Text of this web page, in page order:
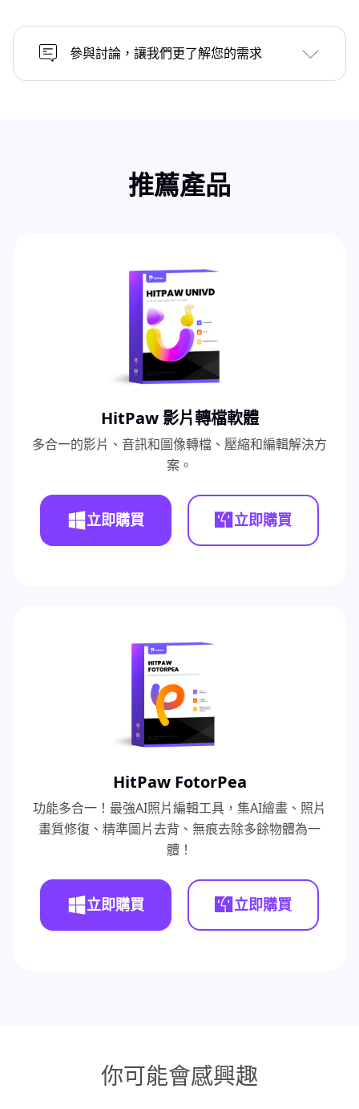
參與討論，讓我們更了解您的需求
推薦產品
HitPaw 影片轉檔軟體
多合一的影片、音訊和圖像轉檔、壓縮和編輯解決方
案。
立即購買 立即購買
HitPaw FotorPea
功能多合一！最強AI照片編輯工具，集AI繪畫、照片
畫質修復、精準圖片去背、無痕去除多餘物體為一
體！
立即購買 立即購買
你可能會感興趣